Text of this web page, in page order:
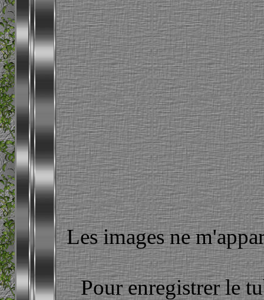
Les images ne
Pour enregistrer le